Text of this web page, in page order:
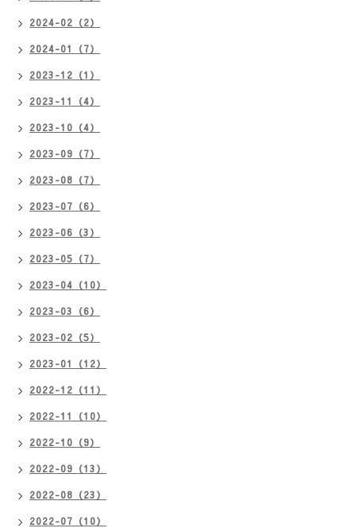
2024-02（2）
2024-01（7）
2023-12（1）
2023-11（4）
2023-10（4）
2023-09（7）
2023-08（7）
2023-07（6）
2023-06（3）
2023-05（7）
2023-04（10）
2023-03（6）
2023-02（5）
2023-01（12）
2022-12（11）
2022-11（10）
2022-10（9）
2022-09（13）
2022-08（23）
2022-07（10）